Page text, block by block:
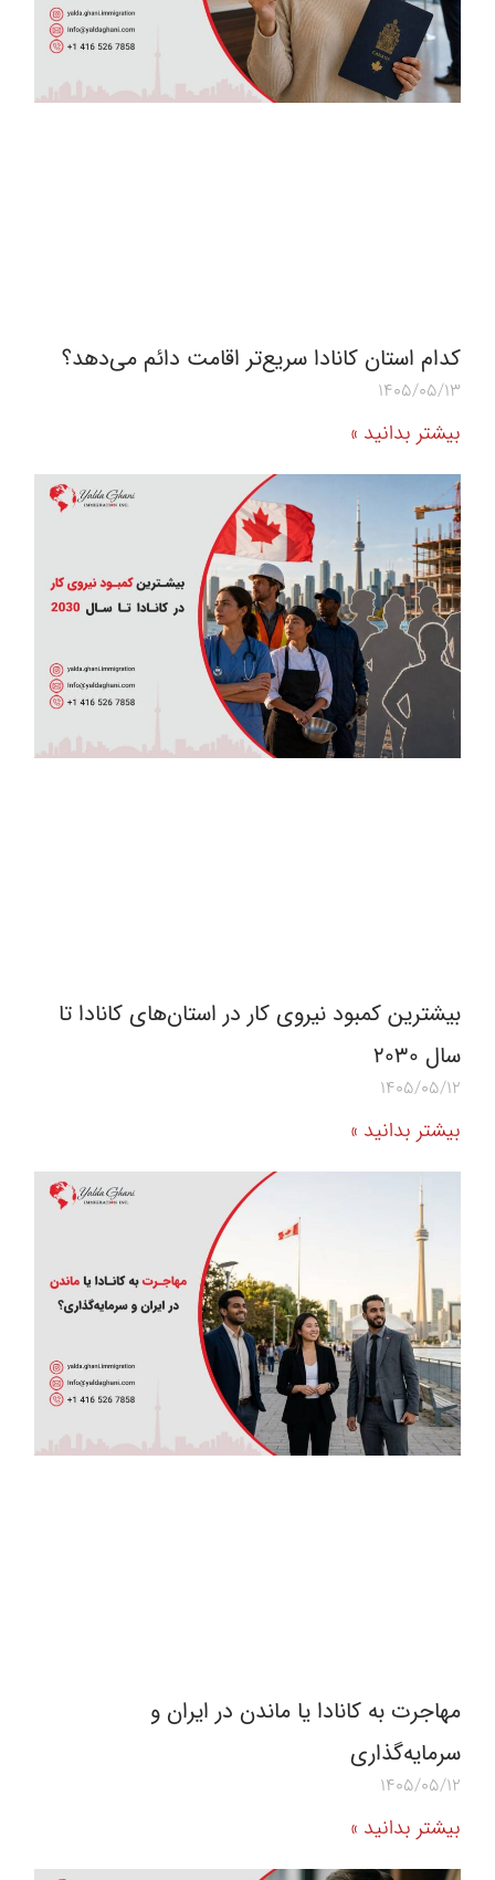
کدام استان کانادا سریع‌تر اقامت دائم می‌دهد؟
1405/05/13
بیشتر بدانید »
بیشترین کمبود نیروی کار در استان‌های کانادا تا
سال ۲۰۳۰
1405/05/12
بیشتر بدانید »
مهاجرت به کانادا یا ماندن در ایران و
سرمایه‌گذاری
1405/05/12
بیشتر بدانید »